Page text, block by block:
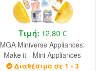
Τιμή: 12,80 €
MGA Miniverse Appliances:
Make it - Mini Appliances
(Series 1) (505600EUC)
Διαθέσιμο σε 1 - 3